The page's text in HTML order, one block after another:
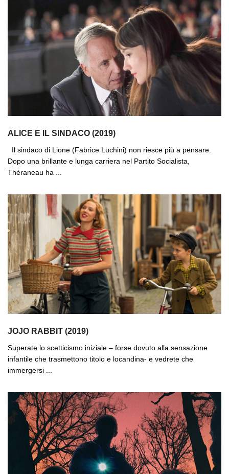
ALICE E IL SINDACO (2019)
Il sindaco di Lione (Fabrice Luchini) non riesce più a pensare.
Dopo una brillante e lunga carriera nel Partito Socialista,
Théraneau ha ...
JOJO RABBIT (2019)
Superate lo scetticismo iniziale – forse dovuto alla sensazione
infantile che trasmettono titolo e locandina- e vedrete che
immergersi ...